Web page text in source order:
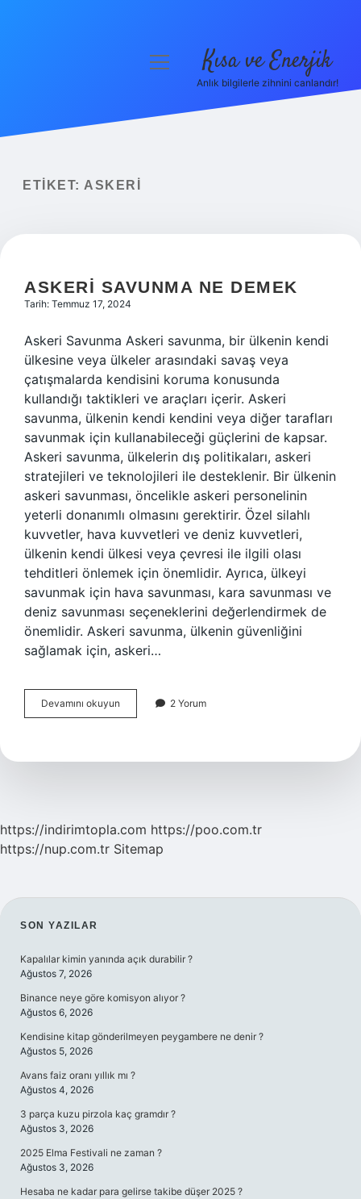
Yasal Uyarı
menüyü
Kısa ve Enerjik
Anlık bilgilerle zihnini canlandır!
ETIKET: ASKERI
ASKERI SAVUNMA NE DEMEK
Tarih: Temmuz 17, 2024
Askeri Savunma Askeri savunma, bir ülkenin kendi
ülkesine veya ülkeler arasındaki savaş veya
çatışmalarda kendisini koruma konusunda
kullandığı taktikleri ve araçları içerir. Askeri
savunma, ülkenin kendi kendini veya diğer tarafları
savunmak için kullanabileceği güçlerini de kapsar.
Askeri savunma, ülkelerin dış politikaları, askeri
stratejileri ve teknolojileri ile desteklenir. Bir ülkenin
askeri savunması, öncelikle askeri personelinin
yeterli donanımlı olmasını gerektirir. Özel silahlı
kuvvetler, hava kuvvetleri ve deniz kuvvetleri,
ülkenin kendi ülkesi veya çevresi ile ilgili olası
tehditleri önlemek için önemlidir. Ayrıca, ülkeyi
savunmak için hava savunması, kara savunması ve
deniz savunması seçeneklerini değerlendirmek de
önemlidir. Askeri savunma, ülkenin güvenliğini
sağlamak için, askeri…
Devamını okuyun
savunma
2 Yorum
https://indirimtopla.com https://poo.com.tr
https://nup.com.tr Sitemap
SIDEBAR
SON YAZILAR
Kapalılar kimin yanında açık durabilir ?
Ağustos 7, 2026
Binance neye göre komisyon alıyor ?
Ağustos 6, 2026
Kendisine kitap gönderilmeyen peygambere ne denir ?
Ağustos 5, 2026
Avans faiz oranı yıllık mı ?
Ağustos 4, 2026
3 parça kuzu pirzola kaç gramdır ?
Ağustos 3, 2026
2025 Elma Festivali ne zaman ?
Ağustos 3, 2026
Hesaba ne kadar para gelirse takibe düşer 2025 ?